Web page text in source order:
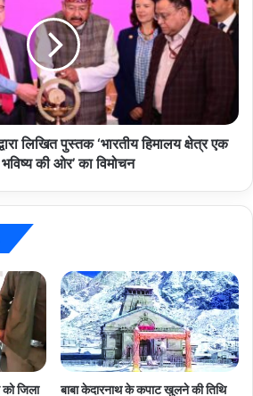
लिखित पुस्तक ‘भारतीय हिमालय क्षेत्र एक
की ओर’ का विमोचन
जिला बाबा केदारनाथ के कपाट खुलने की तिथि